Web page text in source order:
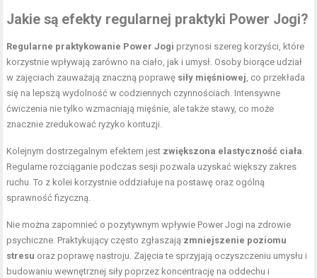
Jakie są efekty regularnej praktyki Power Jogi?
Regularne praktykowanie Power Jogi przynosi szereg korzyści, które
korzystnie wpływają zarówno na ciało, jak i umysł. Osoby biorące udział
w zajęciach zauważają znaczną poprawę siły mięśniowej , co przekłada
się na lepszą wydolność w codziennych czynnościach. Intensywne
ćwiczenia nie tylko wzmacniają mięśnie, ale także stawy, co może
znacznie zredukować ryzyko kontuzji.
Kolejnym dostrzegalnym efektem jest zwiększona elastyczność ciała
Regularne rozciąganie podczas sesji pozwala uzyskać większy zakres
ruchu. To z kolei korzystnie oddziałuje na postawę oraz ogólną
sprawność fizyczną.
Nie można zapomnieć o pozytywnym wpływie Power Jogi na zdrowie
psychiczne. Praktykujący często zgłaszają zmniejszenie poziomu
stresu oraz poprawę nastroju. Zajęcia te sprzyjają oczyszczeniu umysłu i
budowaniu wewnętrznej siły poprzez koncentrację na oddechu i